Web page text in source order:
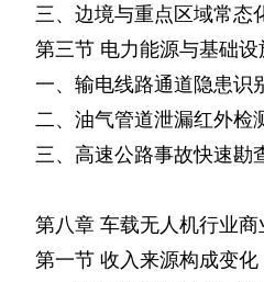
三、边境与重点区域常态
第三节 电力能源与基础设
一、输电线路通道隐患识
二、油气管道泄漏红外检
三、高速公路事故快速勘
第八章 车载无人机行业
第一节 收入来源构成变化